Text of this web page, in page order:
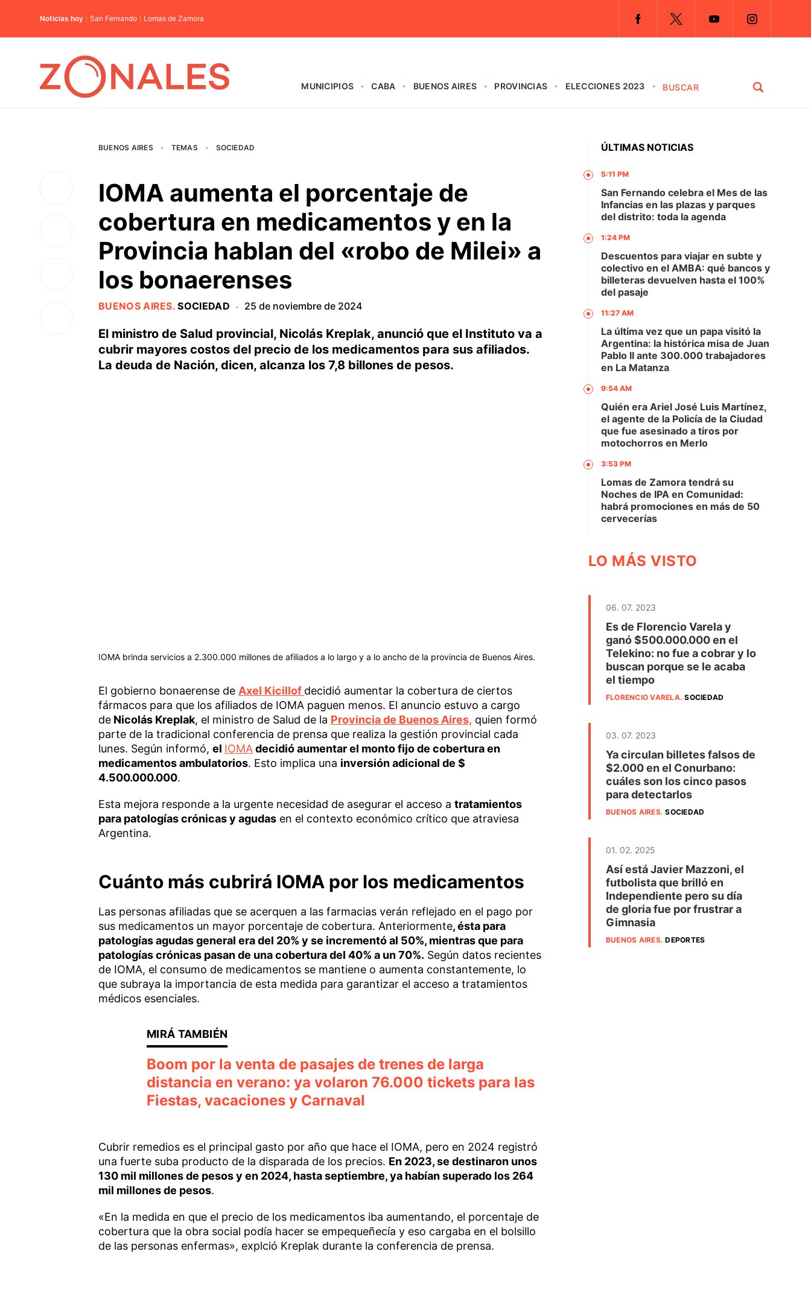
Noticias hoy San Fernando Lomas de Zamora
MUNICIPIOS CABA BUENOS AIRES PROVINCIAS ELECCIONES 2023
BUENOS AIRES · TEMAS · SOCIEDAD
IOMA aumenta el porcentaje de
cobertura en medicamentos y en la
Provincia hablan del «robo de Milei» a
los bonaerenses
BUENOS AIRES.SOCIEDAD · 25 de noviembre de 2024
El ministro de Salud provincial, Nicolás Kreplak, anunció que el Instituto va a
cubrir mayores costos del precio de los medicamentos para sus afiliados.
La deuda de Nación, dicen, alcanza los 7,8 billones de pesos.
IOMA brinda servicios a 2.300.000 millones de afiliados a lo largo y a lo ancho de la provincia de Buenos Aires.
El gobierno bonaerense de Axel Kicillof decidió aumentar la cobertura de ciertos
fármacos para que los afiliados de IOMA paguen menos. El anuncio estuvo a cargo
deNicolás Kreplak, el ministro de Salud de la Provincia de Buenos Aires, quien formó
parte de la tradicional conferencia de prensa que realiza la gestión provincial cada
lunes. Según informó, el IOMAdecidió aumentar el monto fijo de cobertura en
medicamentos ambulatorios. Esto implica una inversión adicional de $
4.500.000.000.
Esta mejora responde a la urgente necesidad de asegurar el acceso a tratamientos
para patologías crónicas y agudasen el contexto económico crítico que atraviesa
Argentina.
Cuánto más cubrirá IOMA por los medicamentos
Las personas afiliadas que se acerquen a las farmacias verán reflejado en el pago por
sus medicamentos un mayor porcentaje de cobertura. Anteriormente, ésta para
patologías agudas general era del 20% y se incrementó al 50%, mientras que para
patologías crónicas pasan de una cobertura del 40% a un 70%. Según datos recientes
de IOMA, el consumo de medicamentos se mantiene o aumenta constantemente, lo
que subraya la importancia de esta medida para garantizar el acceso a tratamientos
médicos esenciales.
Boom por la venta de pasajes de trenes de larga
distancia en verano: ya volaron 76.000 tickets para las
Fiestas, vacaciones y Carnaval
Cubrir remedios es el principal gasto por año que hace el IOMA, pero en 2024 registró
una fuerte suba producto de la disparada de los precios. En 2023, se destinaron unos
130 mil millones de pesos y en 2024, hasta septiembre, ya habían superado los 264
mil millones de pesos.
«En la medida en que el precio de los medicamentos iba aumentando, el porcentaje de
cobertura que la obra social podía hacer se empequeñecía y eso cargaba en el bolsillo
de las personas enfermas», explció Kreplak durante la conferencia de prensa.
ÚLTIMAS NOTICIAS
5:11 PM
San Fernando celebra el Mes de las
Infancias en las plazas y parques
del distrito: toda la agenda
1:24 PM
Descuentos para viajar en subte y
colectivo en el AMBA: qué bancos y
billeteras devuelven hasta el 100%
del pasaje
11:27 AM
La última vez que un papa visitó la
Argentina: la histórica misa de Juan
Pablo II ante 300.000 trabajadores
en La Matanza
9:54 AM
Quién era Ariel José Luis Martínez,
el agente de la Policía de la Ciudad
que fue asesinado a tiros por
motochorros en Merlo
3:53 PM
Lomas de Zamora tendrá su
Noches de IPA en Comunidad:
habrá promociones en más de 50
cervecerías
LO MÁS VISTO
06. 07. 2023
Es de Florencio Varela y
ganó $500.000.000 en el
Telekino: no fue a cobrar y lo
buscan porque se le acaba
el tiempo
FLORENCIO VARELA.SOCIEDAD
03. 07. 2023
Ya circulan billetes falsos de
$2.000 en el Conurbano:
cuáles son los cinco pasos
para detectarlos
BUENOS AIRES.SOCIEDAD
01. 02. 2025
Así está Javier Mazzoni, el
futbolista que brilló en
Independiente pero su día
de gloria fue por frustrar a
Gimnasia
BUENOS AIRES.DEPORTES